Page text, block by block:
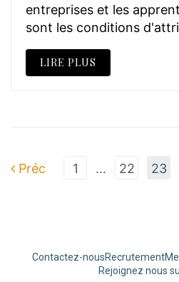
entreprises et les
sont les conditions
LIRE PLUS
Préc 1 … 22 23
Contactez-nousRecrutement
Rejoignez nous